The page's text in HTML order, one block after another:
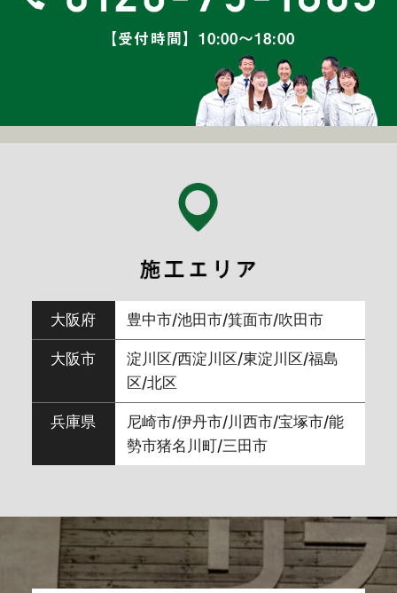
2024年5月(3)
2024年4月(5)
2024年3月(9)
2024年2月(8)
2024年1月 (5)
2023年12月(10)
【受付時間】10:00～18:00
大阪府 豊中市/池田市/箕面市/吹田市
大阪市
淀川区/西淀川区/東淀川区/福島
区/北区
兵庫県
尼崎市/伊丹市/川西市/宝塚市/能
勢市猪名川町/三田市